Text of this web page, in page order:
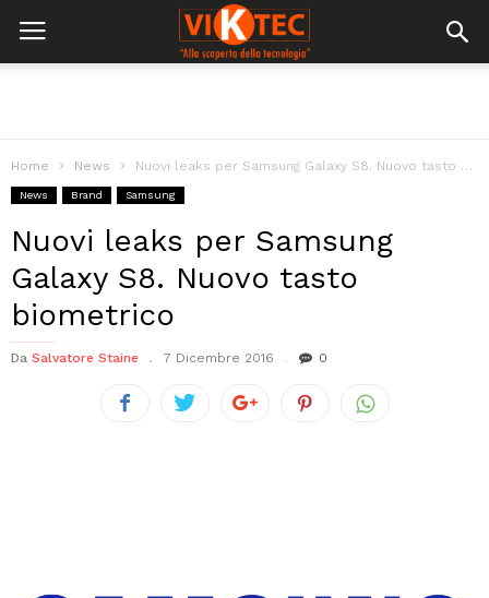
Home News Nuovi leaks per Samsung Galaxy S8. Nuovo tasto biometrico
News Brand Samsung
Nuovi leaks per Samsung
Galaxy S8. Nuovo tasto
biometrico
Da Salvatore Staine 7 Dicembre 2016 0